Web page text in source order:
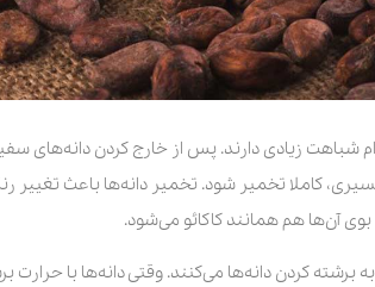
شباهت زیادی دارند. پس از خارج کردن دانه‌های
کاملا تخمیر شود. تخمیر دانه‌ها باعث
آن‌ها هم همانند کاکائو می‌شود.
برشته کردن دانه‌ها می‌کنند. وقتی دانه‌ها با